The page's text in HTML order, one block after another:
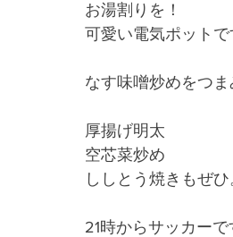
お湯割りを！
可愛い電気ポット
なす味噌炒めをつ
厚揚げ明太
空芯菜炒め
ししとう焼きもぜひ
21時からサッカー